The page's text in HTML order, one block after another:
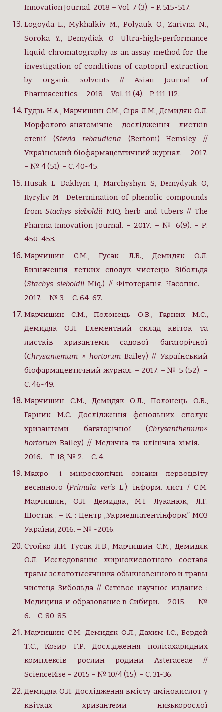
Innovation Journal. 2018. – Vol. 7 (3). – P. 515-517.
Logoyda L., Mykhalkiv M., Polyauk O., Zarivna N.,
Soroka Y., Demydiak O. Ultra-high-performance
liquid chromatography as an assay method for the
investigation of conditіons of captopril extraction
by organic solvents // Asian Journal of
Pharmaceutics. – 2018. – Vol. 11 (4). –P. 111-112.
Гудзь Н.А., Марчишин С.М., Сіра Л.М., Демидяк О.Л.
Морфолого-анатомічне дослідження листків
стевії (Stevia rebaudiana (Bertoni) Hemsley //
Український біофармацевтичний журнал. – 2017.
– № 4 (51). – С. 40-45.
Husak L, Dakhym I, Marchyshyn S, Demydyak O,
Kyryliv M Determination of phenolic compounds
fromStachys sieboldii MIQ. herb and tubers // The
Pharma Innovation Journal. – 2017. – № 6(9). – Р.
450-453.
Марчишин С.М., Гусак Л.В., Демидяк О.Л.
Визначення летких сполук чистецю Зібольда
(Stachys sieboldiiMiq.) // Фітотерапія. Часопис. –
2017. – № 3. – С. 64-67.
Марчишин С.М., Полонець О.В., Гарник М.С.,
Демидяк О.Л. Елементний склад квіток та
листків хризантеми садової багаторічної
(Chrysantemum × hortorumBailey) // Український
біофармацевтичний журнал. – 2017. – № 5 (52). –
С. 46-49.
Марчишин С.М., Демидяк О.Л., Полонець О.В.,
Гарник М.С. Дослідження фенольних сполук
хризантеми багаторічної (Chrysanthemum×
hortorum Bailey) // Медична та клінічна хімія. –
2016. – Т. 18, № 2. – С. 4.
Макро- і мікроскопічні ознаки первоцвіту
весняного (Primula veris L.): інформ. лист / С.М.
Марчишин, О.Л. Демидяк, М.І. Луканюк, Л.Г.
Шостак . – К. : Центр „Укрмедпатентінформ” МОЗ
України, 2016. – № -2016.
Стойко Л.И. Гусак Л.В., Марчишин С.М., Демидяк
О.Л. Исследование жирнокислотного состава
травы золототысячника обыкновенного и травы
чистеца Зибольда // Сетевое научное издание :
Медицина и образование в Сибири. – 2015. ― №
6. – С. 80-85.
Марчишин С.М. Демидяк О.Л., Дахим І.С., Бердей
Т.С., Козир Г.Р. Дослідження полісахаридних
комплексів рослин родини Asteraceae //
ScienceRise – 2015 – № 10/4 (15). – С. 31-36.
Демидяк О.Л. Дослідження вмісту амінокислот у
квітках хризантеми низькорослої